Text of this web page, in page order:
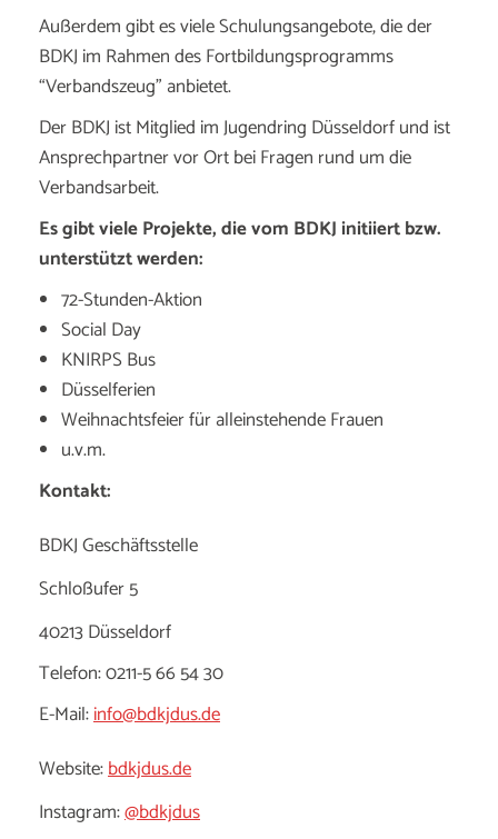
Außerdem gibt es viele Schulungsangebote, die der
BDKJ im Rahmen des Fortbildungsprogramms
“Verbandszeug” anbietet.
Der BDKJ ist Mitglied im Jugendring Düsseldorf und ist
Ansprechpartner vor Ort bei Fragen rund um die
Verbandsarbeit.
Es gibt viele Projekte, die vom BDKJ initiiert bzw.
unterstützt werden:
72-Stunden-Aktion
Social Day
KNIRPS Bus
Düsselferien
Weihnachtsfeier für alleinstehende Frauen
u.v.m.
Kontakt:
BDKJ Geschäftsstelle
Schloßufer 5
40213 Düsseldorf
Telefon: 0211-5 66 54 30
E-Mail:info@bdkjdus.de
Website:bdkjdus.de
Instagram:@bdkjdus